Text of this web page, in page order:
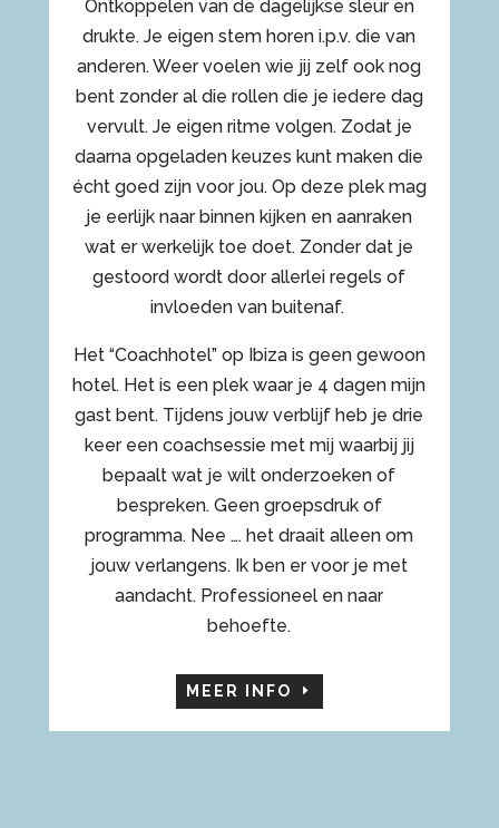
Ontkoppelen van de dagelijkse sleur en
drukte. Je eigen stem horen i.p.v. die van
anderen. Weer voelen wie jij zelf ook nog
bent zonder al die rollen die je iedere dag
vervult. Je eigen ritme volgen. Zodat je
daarna opgeladen keuzes kunt maken die
écht goed zijn voor jou. Op deze plek mag
je eerlijk naar binnen kijken en aanraken
wat er werkelijk toe doet. Zonder dat je
gestoord wordt door allerlei regels of
invloeden van buitenaf.
Het “Coachhotel” op Ibiza is geen gewoon
hotel. Het is een plek waar je 4 dagen mijn
gast bent. Tijdens jouw verblijf heb je drie
keer een coachsessie met mij waarbij jij
bepaalt wat je wilt onderzoeken of
bespreken. Geen groepsdruk of
programma. Nee …. het draait alleen om
jouw verlangens. Ik ben er voor je met
aandacht. Professioneel en naar
behoefte.
MEER INFO